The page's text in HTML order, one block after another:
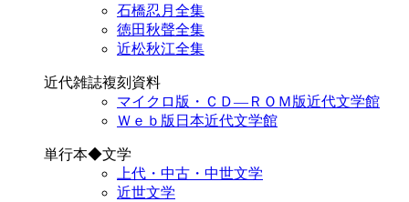
石橋忍月全集
徳田秋聲全集
近松秋江全集
近代雑誌複刻資料
マイクロ版・ＣＤ―ＲＯＭ版近代文学館
Ｗｅｂ版日本近代文学館
単行本◆文学
上代・中古・中世文学
近世文学